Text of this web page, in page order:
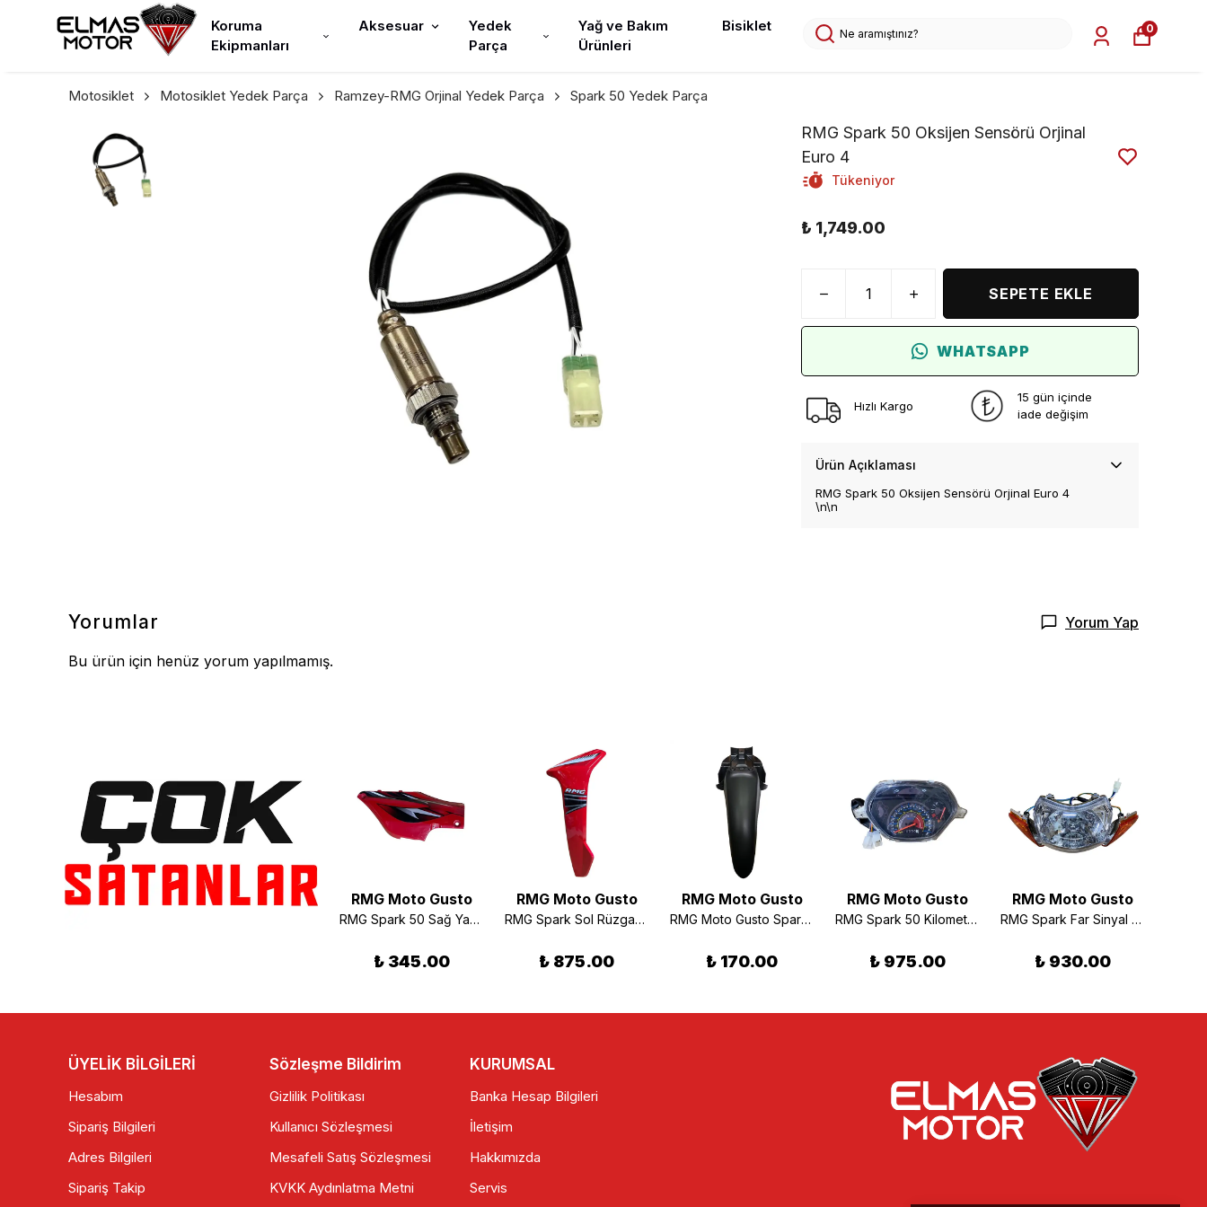
Koruma
Ekipmanları
Aksesuar
Yedek
Parça
Yağ ve Bakım
Ürünleri
Bisiklet 0
Motosiklet Motosiklet Yedek Parça Ramzey-RMG Orjinal Yedek Parça Spark 50 Yedek Parça
RMG Spark 50 Oksijen Sensörü Orjinal
Euro 4
Tükeniyor
₺ 1,749.00
SEPETE EKLE
WHATSAPP
Hızlı Kargo
15 gün içinde
iade değişim
Ürün Açıklaması
RMG Spark 50 Oksijen Sensörü Orjinal Euro 4
\n\n
Yorumlar Yorum Yap
Bu ürün için henüz yorum yapılmamış.
RMG Moto Gusto RMG Moto Gusto RMG Moto Gusto
RMG Spark 50 Sağ Yan Orta Kapak Kırmızı
₺ 345.00
RMG Moto Gusto
RMG Spark Sol Rüzgarlık Kırmızı
₺ 875.00
RMG Moto Gusto
RMG Moto Gusto Spark Ön Çamurluk Arka Kısım
₺ 170.00
RMG Moto Gusto
RMG Spark 50 Kilometre Saati 120km 6+7 Kablolu
₺ 975.00
RMG Moto Gusto
RMG Spark Far Sinyal Takımı
₺ 930.00
ÜYELİK BİLGİLERİ
Hesabım
Sipariş Bilgileri
Adres Bilgileri
Sipariş Takip
Sözleşme Bildirim
Gizlilik Politikası
Kullanıcı Sözleşmesi
Mesafeli Satış Sözleşmesi
KVKK Aydınlatma Metni
KURUMSAL
Banka Hesap Bilgileri
İletişim
Hakkımızda
Servis